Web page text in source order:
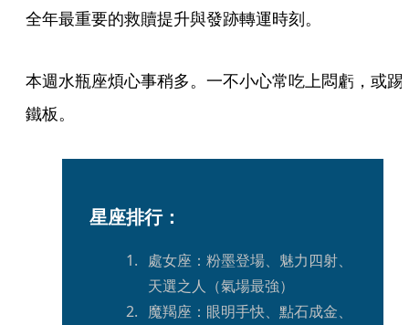
全年最重要的救贖提升與發跡轉運時刻。
本週水瓶座煩心事稍多。一不小心常吃上悶虧，或踢
鐵板。
星座排行：
處女座：粉墨登場、魅力四射、
天選之人（氣場最強）
魔羯座：眼明手快、點石成金、